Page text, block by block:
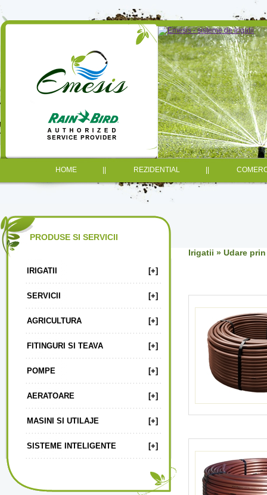
HOME REZIDENTIAL
PRODUSE SI SERVICII
IRIGATII [+]
SERVICII [+]
AGRICULTURA [+]
FITINGURI SI TEAVA [+]
POMPE [+]
AERATOARE [+]
MASINI SI UTILAJE [+]
SISTEME INTELIGENTE [+]
Irigatii » Udare prin